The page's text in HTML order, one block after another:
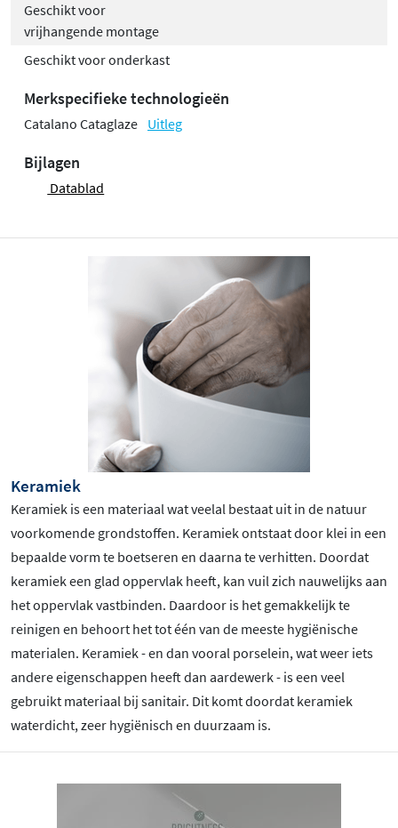
Geschikt voor
vrijhangende montage
Geschikt voor onderkast
Merkspecifieke technologieën
Catalano Cataglaze Uitleg
Bijlagen
Datablad
Keramiek
Keramiek is een materiaal wat veelal bestaat uit in de natuur
voorkomende grondstoffen. Keramiek ontstaat door klei in een
bepaalde vorm te boetseren en daarna te verhitten. Doordat
keramiek een glad oppervlak heeft, kan vuil zich nauwelijks aan
het oppervlak vastbinden. Daardoor is het gemakkelijk te
reinigen en behoort het tot één van de meeste hygiënische
materialen. Keramiek - en dan vooral porselein, wat weer iets
andere eigenschappen heeft dan aardewerk - is een veel
gebruikt materiaal bij sanitair. Dit komt doordat keramiek
waterdicht, zeer hygiënisch en duurzaam is.